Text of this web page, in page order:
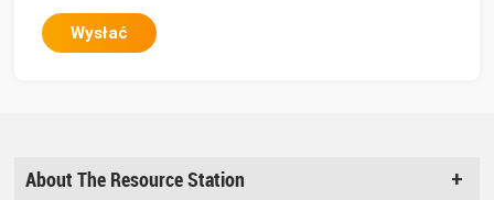
Wysłać
About The Resource Station